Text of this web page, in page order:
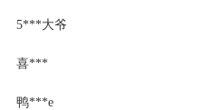
5***大爷
喜***
鸭***e